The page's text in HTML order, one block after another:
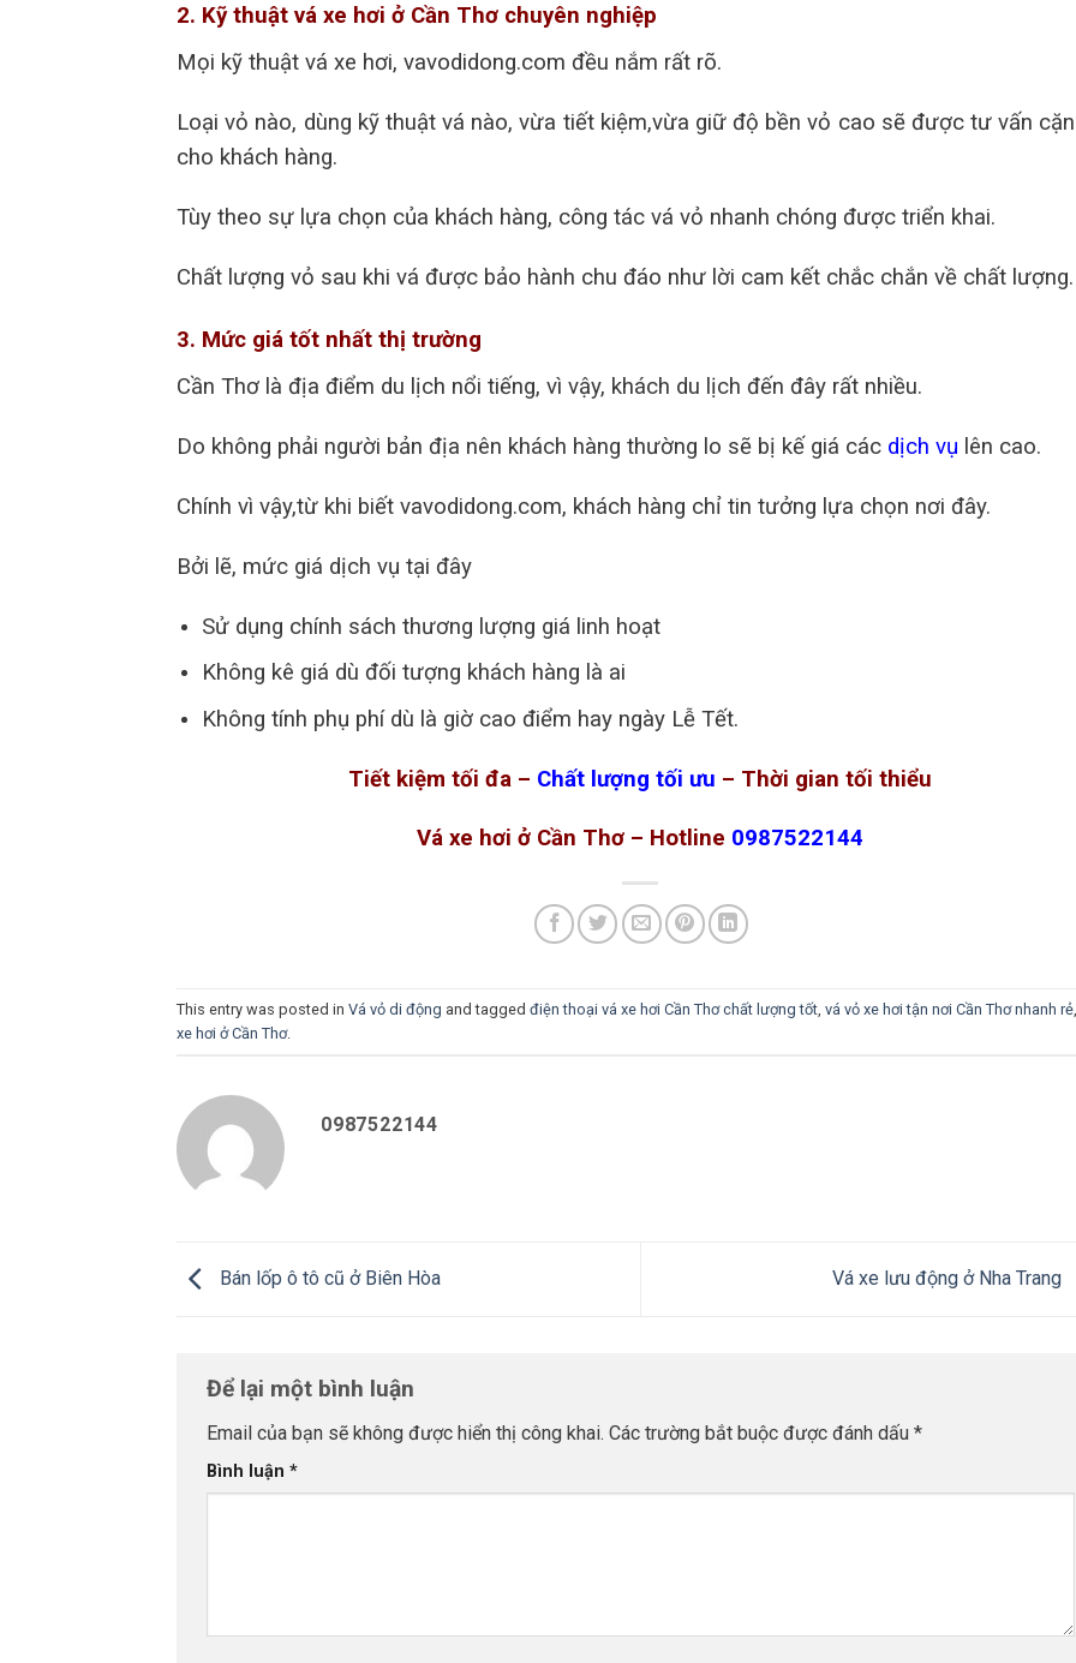
2. Kỹ thuật vá xe hơi ở Cần Thơ chuyên nghiệp
Mọi kỹ thuật vá xe hơi, vavodidong.com đều nắm rất rõ.
Loại vỏ nào, dùng kỹ thuật vá nào, vừa tiết kiệm,vừa giữ độ bền vỏ cao sẽ được tư vấn
cho khách hàng.
Tùy theo sự lựa chọn của khách hàng, công tác vá vỏ nhanh chóng được triển khai.
Chất lượng vỏ sau khi vá được bảo hành chu đáo như lời cam kết chắc chắn về chất lượng.
3. Mức giá tốt nhất thị trường
Cần Thơ là địa điểm du lịch nổi tiếng, vì vậy, khách du lịch đến đây rất nhiều.
Do không phải người bản địa nên khách hàng thường lo sẽ bị kế giá các dịch vụ lên cao.
Chính vì vậy,từ khi biết vavodidong.com, khách hàng chỉ tin tưởng lựa chọn nơi đây.
Bởi lẽ, mức giá dịch vụ tại đây
Sử dụng chính sách thương lượng giá linh hoạt
Không kê giá dù đối tượng khách hàng là ai
Không tính phụ phí dù là giờ cao điểm hay ngày Lễ Tết.
Tiết kiệm tối đa – Chất lượng tối ưu – Thời gian tối thiểu
Vá xe hơi ở Cần Thơ – Hotline 0987522144
This entry was posted in Vá vỏ di động and tagged điện thoại vá xe hơi Cần Thơ chất lượng tốt vá vỏ xe hơi tận nơi Cần Thơ nhanh rẻ
xe hơi ở Cần Thơ.
0987522144
Bán lốp ô tô cũ ở Biên Hòa Vá xe lưu động ở Nha Trang
Để lại một bình luận
Email của bạn sẽ không được hiển thị công khai. Các trường bắt buộc được đánh dấu *
Bình luận *